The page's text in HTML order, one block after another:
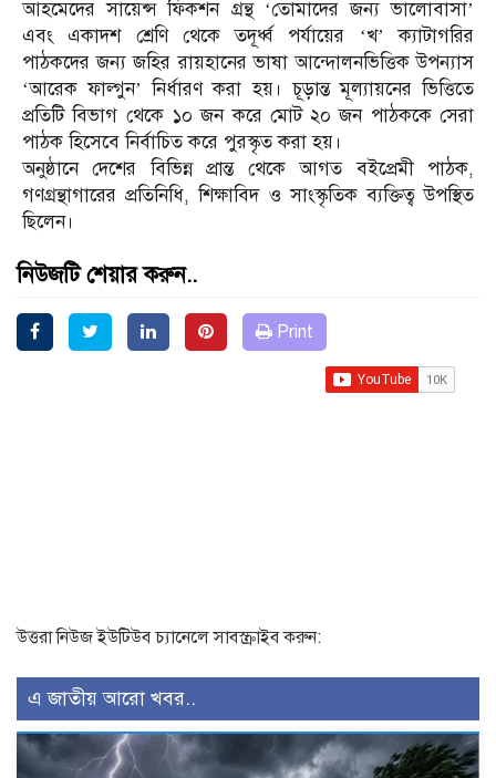
আহমেদের সায়েন্স ফিকশন গ্রন্থ ‘তোমাদের জন্য ভালোবাসা’
এবং একাদশ শ্রেণি থেকে তদূর্ধ্ব পর্যায়ের ‘খ’ ক্যাটাগরির
পাঠকদের জন্য জহির রায়হানের ভাষা আন্দোলনভিত্তিক উপন্যাস
‘আরেক ফাল্গুন’ নির্ধারণ করা হয়। চূড়ান্ত মূল্যায়নের ভিত্তিতে
প্রতিটি বিভাগ থেকে ১০ জন করে মোট ২০ জন পাঠককে সেরা
পাঠক হিসেবে নির্বাচিত করে পুরস্কৃত করা হয়।
অনুষ্ঠানে দেশের বিভিন্ন প্রান্ত থেকে আগত বইপ্রেমী পাঠক,
গণগ্রন্থাগারের প্রতিনিধি, শিক্ষাবিদ ও সাংস্কৃতিক ব্যক্তিত্ব উপস্থিত
ছিলেন।
নিউজটি শেয়ার করুন..
Print
উত্তরা নিউজ ইউটিউব চ্যানেলে সাবস্ক্রাইব করুন:
এ জাতীয় আরো খবর..